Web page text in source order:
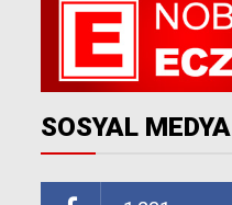
SOSYAL MEDYA